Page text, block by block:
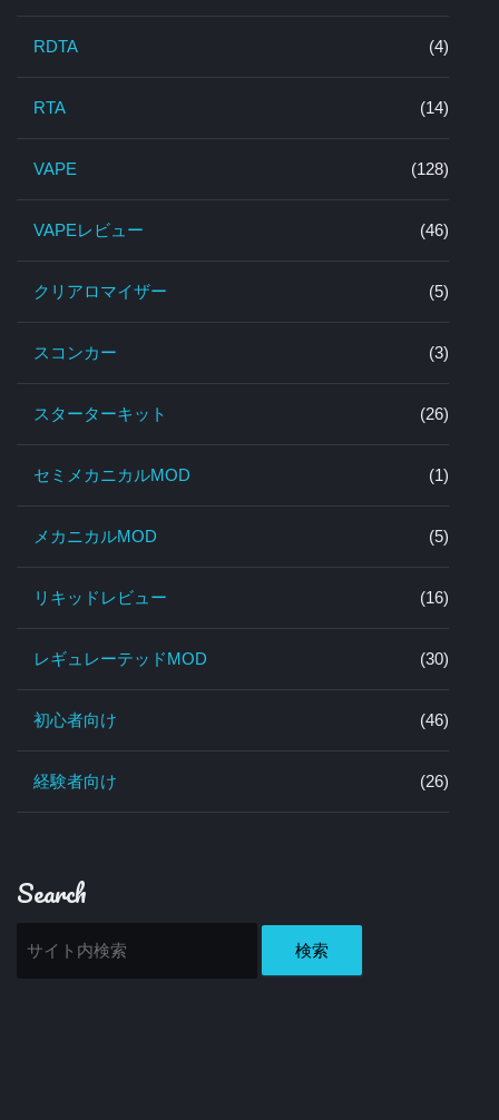
RDTA (4)
RTA (14)
VAPE (128)
VAPEレビュー (46)
クリアロマイザー (5)
スコンカー (3)
スターターキット (26)
セミメカニカルMOD (1)
メカニカルMOD (5)
リキッドレビュー (16)
レギュレーテッドMOD (30)
初心者向け (46)
経験者向け (26)
Search